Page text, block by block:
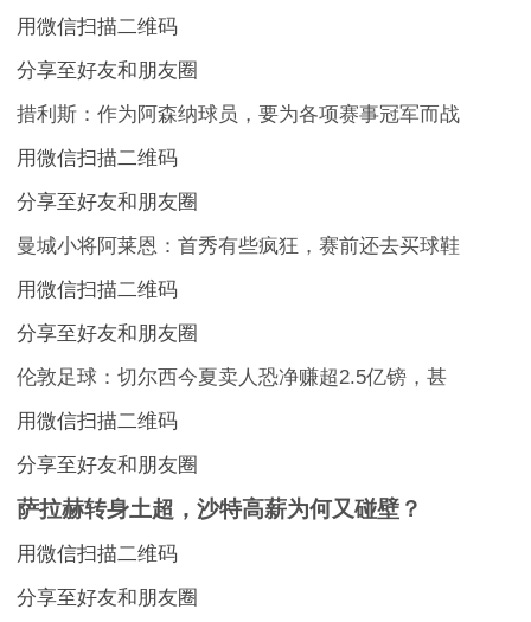
用微信扫描二维码
分享至好友和朋友圈
措利斯：作为阿森纳球员，要为各项赛事冠军而战
用微信扫描二维码
分享至好友和朋友圈
曼城小将阿莱恩：首秀有些疯狂，赛前还去买球鞋
用微信扫描二维码
分享至好友和朋友圈
伦敦足球：切尔西今夏卖人恐净赚超2.5亿镑，甚
用微信扫描二维码
分享至好友和朋友圈
萨拉赫转身土超，沙特高薪为何又碰壁？
用微信扫描二维码
分享至好友和朋友圈